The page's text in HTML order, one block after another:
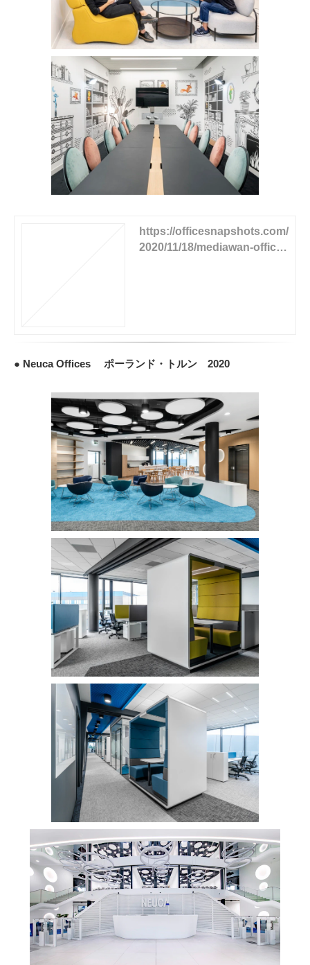
https://officesnapshots.com/
2020/11/18/mediawan-offices
● Neuca Offices ポーランド・トルン 2020